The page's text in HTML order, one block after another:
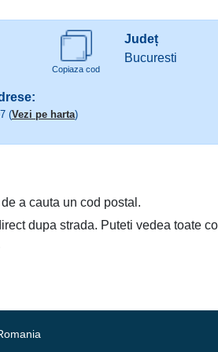
Copiaza cod
Județ
Bucuresti
(Vezi pe harta)
a cauta un cod postal.
dupa strada. Puteti vedea toate